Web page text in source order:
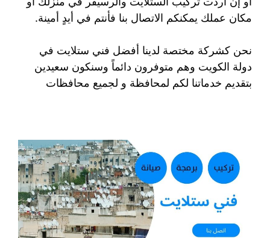
مكان عملك يمكنكم الاتصال بنا فأنتم في أيدٍ أمينة.
نحن كشركة مختصة لدينا أفضل فني ستلايت في
دولة الكويت وهم متوفرون دائماً وسنكون سعيدين
بتقديم خدماتنا لكم لمحافظة و لجميع محافظات